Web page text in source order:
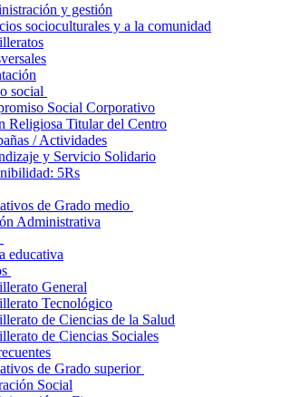
y gestión
socioculturales y a la comunidad
social
Social Corporativo
Religiosa Titular del Centro
/ Actividades
y Servicio Solidario
5Rs
de Grado medio
Administrativa
educativa
General
Tecnológico
de Ciencias de la Salud
de Ciencias Sociales
de Grado superior
Social